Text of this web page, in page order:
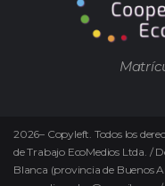
2026– Copyleft. Todos los
de Trabajo EcoMedios Ltda. /
Blanca (provincia de Buenos